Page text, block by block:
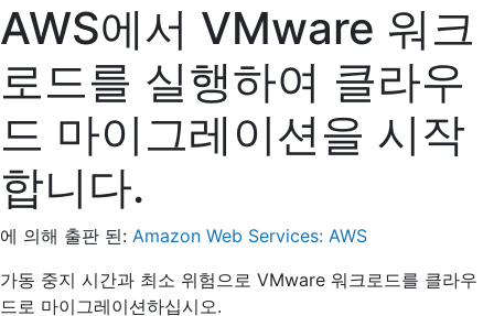
AWS에서 VMware 워크
로드를 실행하여 클라우
드 마이그레이션을 시작
합니다.
에 의해 출판 된: Amazon Web Services: AWS
가동 중지 시간과 최소 위험으로 VMware 워크로드를 클라우
드로 마이그레이션하십시오.